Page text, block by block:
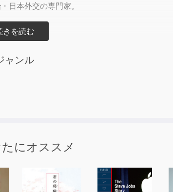
日本外交の専門家。
ディオブックを文化として浸透させるべく良質
ャンル
にオススメ